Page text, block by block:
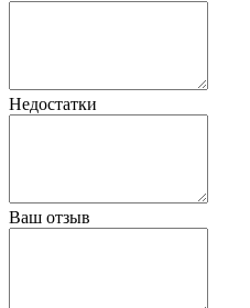
Недостатки
Ваш отзыв